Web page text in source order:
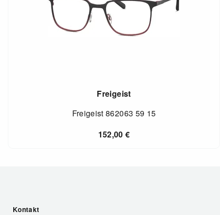
Freigeist
Freigeist 862063 59 15
152,00€
Kontakt